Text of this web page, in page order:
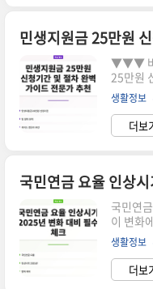
니다. 이
금액을
확인해
로나19
있습니
위협받
결하는 ..
▼▼▼ 바
25만원
추천 바
과 지급
원 vs 민
지원금
신 분들
통해 생
해보세
제 상황
환으로
표했습
들어하고
생활정보
더보
국민연
이 변화
에 대한
해 이러
금 확인
▼▼▼ 국
생활정보
더보